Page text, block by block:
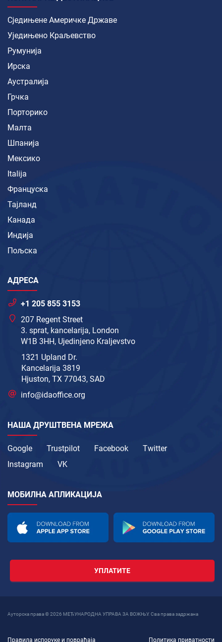
Сједињене Америчке Државе
Уједињено Краљевство
Румунија
Ирска
Аустралија
Грчка
Порторико
Малта
Шпанија
Мексико
Italija
Француска
Тајланд
Канада
Индија
Пољска
АДРЕСА
+1 205 855 3153
207 Regent Street
3. sprat, kancelarija, London
W1B 3HH, Ujedinjeno Kraljevstvo
1321 Upland Dr.
Kancelarija 3819
Hjuston, TX 77043, SAD
info@idaoffice.org
НАША ДРУШТВЕНА МРЕЖА
Google Trustpilot Facebook
Twitter
Instagram
VK
МОБИЛНА АПЛИКАЦИЈА
УПЛАТИТЕ
Ауторска права © 2026 МЕЂУНАРОДНА УПРАВА ЗА ВОЖЊУ. Сва права задржана
Правила испоруке и повраћаја Политика приватности